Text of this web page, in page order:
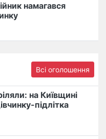
намагався
Всі оголошення
на Київщині
підлітка